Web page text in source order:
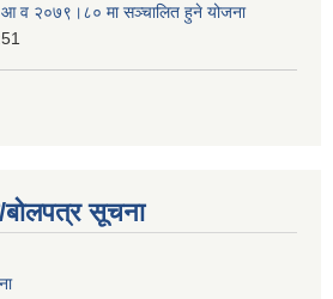
आ व २०७९।८० मा सञ्चालित हुने योजना
बोलपत्र सूचना